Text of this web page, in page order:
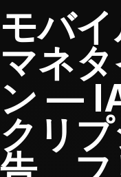
モバ
マネ
ン —
クリ